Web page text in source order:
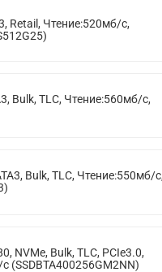
Retail, Чтение:520мб/с,
Bulk, TLC, Чтение:560мб/с,
Bulk, TLC, Чтение:550мб/
NVMe, Bulk, TLC, PCIe3.0,
(SSDBTA400256GM2NN)